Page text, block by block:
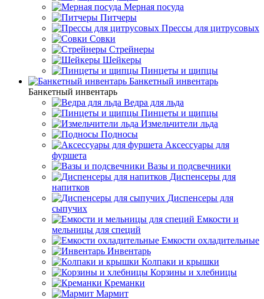
Мерная посуда
Питчеры
Прессы для цитрусовых
Совки
Стрейнеры
Шейкеры
Пинцеты и щипцы
Банкетный инвентарь
Банкетный инвентарь
Ведра для льда
Пинцеты и щипцы
Измельчители льда
Подносы
Аксессуары для
фуршета
Вазы и подсвечники
Диспенсеры для
напитков
Диспенсеры для
сыпучих
Емкости и
мельницы для специй
Емкости охладительные
Инвентарь
Колпаки и крышки
Корзины и хлебницы
Креманки
Мармит